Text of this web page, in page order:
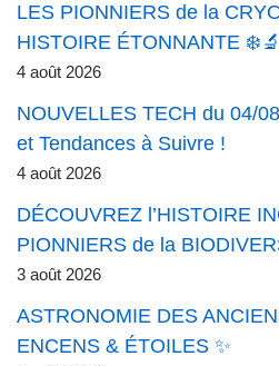
LES PIONNIERS de la
HISTOIRE ÉTONNANTE ❄️🔬
4 août 2026
NOUVELLES TECH du 04/
et Tendances à Suivre !
4 août 2026
DÉCOUVREZ l’HISTOIRE
PIONNIERS de la
3 août 2026
ASTRONOMIE DES
ENCENS & ÉTOILES ✨